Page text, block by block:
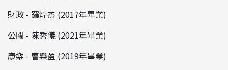
財政 - 羅煒杰 (2017年畢業)
公關 - 陳秀儀 (2021年畢業)
康樂 - 曹樂盈 (2019年畢業)